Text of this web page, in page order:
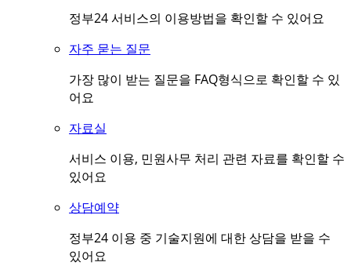
정부24 서비스의 이용방법을 확인할 수 있어요
자주 묻는 질문
가장 많이 받는 질문을 FAQ형식으로 확인할 수 있
어요
자료실
서비스 이용, 민원사무 처리 관련 자료를 확인할 수
있어요
상담예약
정부24 이용 중 기술지원에 대한 상담을 받을 수
있어요